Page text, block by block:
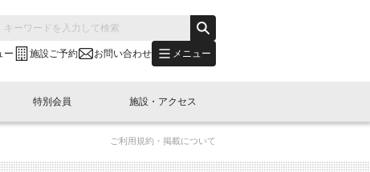
ー 施設ご予約 お問い合わせ メニュー
"LINK-BioBAY TOKYO"？
LINK-J WEST
特別会員
し込み
施設・アクセス
ご予約
ご利用規約・掲載について